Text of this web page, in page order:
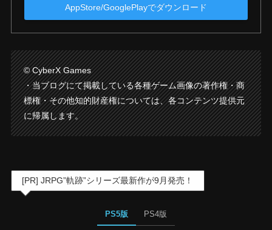
AppStore/GooglePlayでダウンロード
© CyberX Games
・当ブログにて掲載している各種ゲーム画像の著作権・商
標権・その他知的財産権については、各コンテンツ提供元
に帰属します。
[PR] JRPG”軌跡”シリーズ最新作が9月発売！
PS5版 PS4版